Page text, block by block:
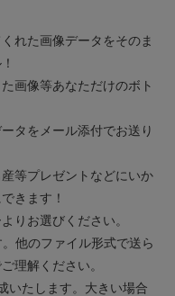
れた画像データをそのま
画像等あなただけのボト
タをメール添付でお送り
等プレゼントなどにいか
きます！
りお選びください。
他のファイル形式で送ら
理解ください。
いたします。大きい場合